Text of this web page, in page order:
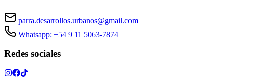
parra.desarrollos.urbanos@gmail.com
Whatsapp: +54 9 11 5063-7874
Redes sociales